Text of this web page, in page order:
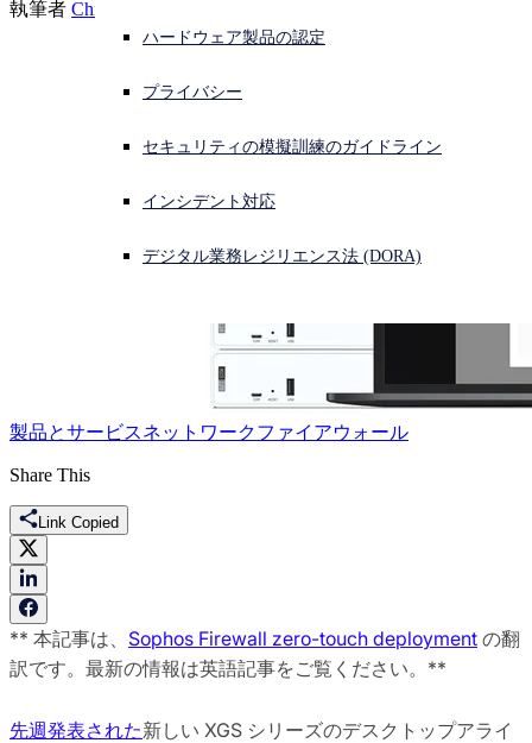
サイバー攻撃を受けている場合、連絡先はこちら
ハードウェア製品の認定
プライバシー
セキュリティの模擬訓練のガイドライン
インシデント対応
デジタル業務レジリエンス法 (DORA)
執筆者 Chris McCormack
製品とサービスネットワークファイアウォール
Share This
Link Copied
** 本記事は、 Sophos Firewall zero-touch deployment の翻
訳です。最新の情報は英語記事をご覧ください。**
先週発表された新しい XGS シリーズのデスクトップアライ